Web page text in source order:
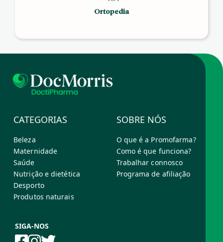
Ortopedia
SIGA-NOS
CATEGORIAS
Beleza
Maternidade
Saúde
Nutrição e dietética
Desporto
Produtos naturais
SOBRE NÓS
O que é a Promofarma?
Como é que funciona?
Trabalhar connosco
Programa de afiliação